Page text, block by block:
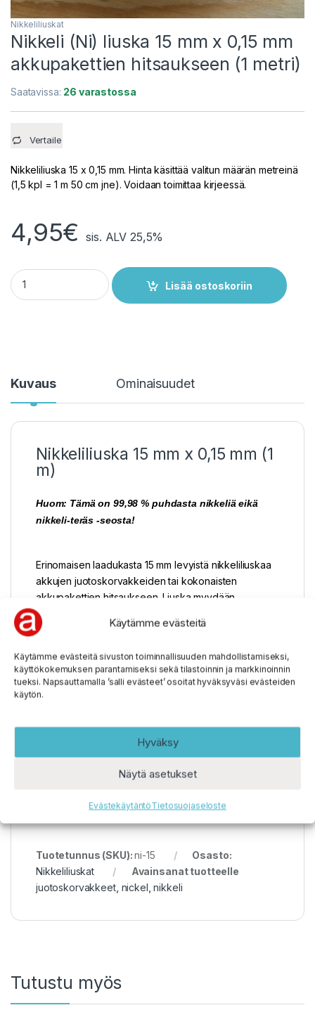
Käytämme evästeitä
Käytämme evästeitä sivuston toiminnallisuuden mahdollistamiseksi,
käyttökokemuksen parantamiseksi sekä tilastoinnin ja markkinoinnin
tueksi. Napsauttamalla ’salli evästeet’ osoitat hyväksyväsi evästeiden
käytön.
Hyväksy
Näytä asetukset
EvästekäytäntöTietosuojaseloste
Nikkeliliuskat
Nikkeli (Ni) liuska 15 mm x 0,15 mm
akkupakettien hitsaukseen (1 metri)
Saatavissa: 26 varastossa
Vertaile
Nikkeliliuska 15 x 0,15 mm. Hinta käsittää valitun määrän metreinä
(1,5 kpl = 1 m 50 cm jne). Voidaan toimittaa kirjeessä.
4,95€ sis. ALV 25,5%
Nikkeli (Ni) liuska 15 mm x 0,15 mm akkupakettien
Lisää ostoskoriin
Kuvaus Ominaisuudet
Nikkeliliuska 15 mm x 0,15 mm (1
m)
Huom: Tämä on 99,98 % puhdasta nikkeliä eikä
nikkeli-teräs -seosta!
Erinomaisen laadukasta 15 mm levyistä nikkeliliuskaa
akkujen juotoskorvakkeiden tai kokonaisten
akkupakettien hitsaukseen. Liuska myydään
metritavarana. 1 metri painaa n. 20 g. Liuskan paksuus
on 0,15 mm. Nikkeliä voi leikata sivuleikkureilla, mutta
huomattavasti pehmeämpää metallia. Puhdas nikkeli
on varsin sitkeää ja taipuissa. Muutama taivutuskerta
ei vielä katkaise liuskaa.
Huom: Voit ostaa 10 cm tarkkuudella (laita
ostoskoriin esim. 4,3 yksikköä = 4,3 metriä)
Tuotetunnus (SKU):ni-15
Osasto:
Nikkeliliuskat
Avainsanat tuotteelle
juotoskorvakkeet, nickel ,nikkeli
Tutustu myös